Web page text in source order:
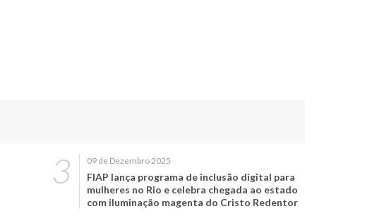
09 de Dezembro 2025
FIAP lança programa de inclusão digital para
mulheres no Rio e celebra chegada ao estado
com iluminação magenta do Cristo Redentor